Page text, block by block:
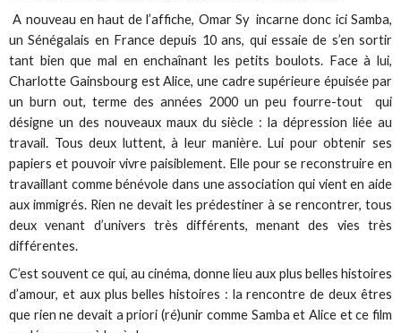
A nouveau en haut de l’affiche, Omar Sy incarne donc ici Samba,
un Sénégalais en France depuis 10 ans, qui essaie de s’en sortir
tant bien que mal en enchaînant les petits boulots. Face à lui,
Charlotte Gainsbourg est Alice, une cadre supérieure épuisée par
un burn out, terme des années 2000 un peu fourre-tout qui
désigne un des nouveaux maux du siècle : la dépression liée au
travail. Tous deux luttent, à leur manière. Lui pour obtenir ses
papiers et pouvoir vivre paisiblement. Elle pour se reconstruire en
travaillant comme bénévole dans une association qui vient en aide
aux immigrés. Rien ne devait les prédestiner à se rencontrer, tous
deux venant d’univers très différents, menant des vies très
différentes.
C’est souvent ce qui, au cinéma, donne lieu aux plus belles histoires
d’amour, et aux plus belles histoires : la rencontre de deux êtres
que rien ne devait a priori (ré)unir comme Samba et Alice et ce film